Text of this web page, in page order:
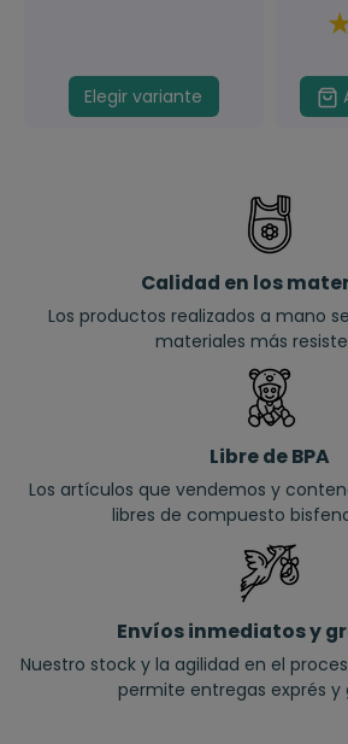
Elegir variante
Calidad en los
Los productos realizados a mano
materiales más
Libre de BPA
Los artículos que vendemos y
libres de compuesto
Envíos inmediatos y
Nuestro stock y la agilidad en el
permite entregas exprés y